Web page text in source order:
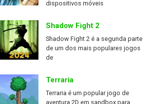
dispositivos móveis
Shadow Fight 2
Shadow Fight 2 é a segunda parte
de um dos mais populares jogos
de
Terraria
Terraria é um popular jogo de
aventura 2D em sandbox para